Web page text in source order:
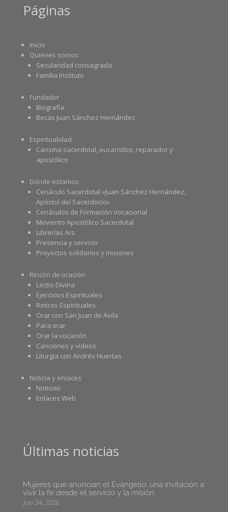
Páginas
Inicio
Quiénes somos
Secularidad consagrada
Familia Instituto
Fundador
Biografía
Becas Juan Sánchez Hernández
Espiritualidad
Carisma sacerdotal, eucarístico, reparador y
apostólico
Dónde estamos
Cenáculo Sacerdotal «Juan Sánchez Hernández,
Apóstol del Sacerdocio»
Cenáculos de Formación Vocacional
Moviento Apostólico Sacerdotal
Librerías Ars
Presencia y servicio
Proyectos solidarios y misiones
Rincón de oración
Lectio Divina
Ejercicios Espirituales
Retiros Espirituales
Orar con San Juan de Ávila
Para orar
Orar la vocación
Canciones y vídeos
Liturgia con Andrés Huertas
Noticia y enlaces
Noticias
Enlaces Web
Últimas noticias
Mujeres que anuncian el Evangelio: una invitación a
vivir la fe desde el servicio y la misión
Jun 24, 2026